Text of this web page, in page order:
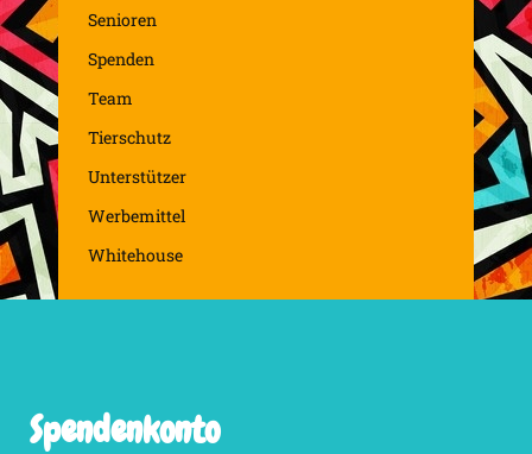
Senioren
Spenden
Team
Tierschutz
Unterstützer
Werbemittel
Whitehouse
Spendenkonto